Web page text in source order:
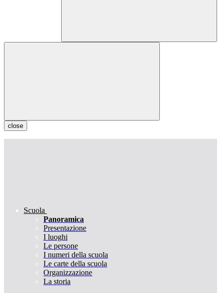
close
Scuola
Panoramica
Presentazione
I luoghi
Le persone
I numeri della scuola
Le carte della scuola
Organizzazione
La storia